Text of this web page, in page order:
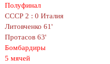
Полуфинал
СССР 2 : 0 Италия
Литовченко 61'
Протасов 63'
Бомбардиры
5 мячей